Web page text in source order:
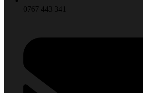
0767 443 341